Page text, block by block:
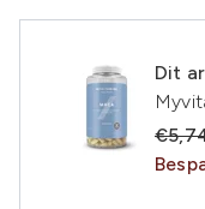
Dit